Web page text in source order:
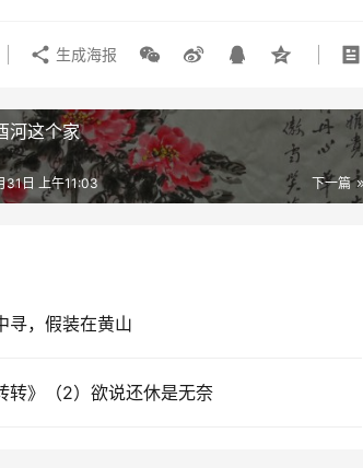
生成海报
河这个家
下一篇
31日 上午11:03
寻，假装在黄山
转》（2）欲说还休是无奈